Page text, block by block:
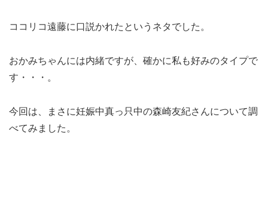
ココリコ遠藤に口説かれたというネタでした。
おかみちゃんには内緒ですが、確かに私も好みのタイプで
す・・・。
今回は、まさに妊娠中真っ只中の森崎友紀さんについて調
べてみました。